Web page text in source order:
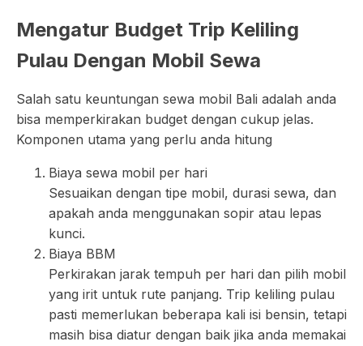
Mengatur Budget Trip Keliling
Pulau Dengan Mobil Sewa
Salah satu keuntungan sewa mobil Bali adalah anda
bisa memperkirakan budget dengan cukup jelas.
Komponen utama yang perlu anda hitung
Biaya sewa mobil per hari
Sesuaikan dengan tipe mobil, durasi sewa, dan
apakah anda menggunakan sopir atau lepas
kunci.
Biaya BBM
Perkirakan jarak tempuh per hari dan pilih mobil
yang irit untuk rute panjang. Trip keliling pulau
pasti memerlukan beberapa kali isi bensin, tetapi
masih bisa diatur dengan baik jika anda memakai